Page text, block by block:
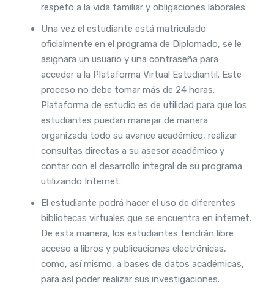
respeto a la vida familiar y obligaciones laborales.
Una vez el estudiante está matriculado
oficialmente en el programa de Diplomado, se le
asignara un usuario y una contraseña para
acceder a la Plataforma Virtual Estudiantil. Este
proceso no debe tomar más de 24 horas.
Plataforma de estudio es de utilidad para que los
estudiantes puedan manejar de manera
organizada todo su avance académico, realizar
consultas directas a su asesor académico y
contar con el desarrollo integral de su programa
utilizando Internet.
El estudiante podrá hacer el uso de diferentes
bibliotecas virtuales que se encuentra en internet.
De esta manera, los estudiantes tendrán libre
acceso a libros y publicaciones electrónicas,
como, así mismo, a bases de datos académicas,
para así poder realizar sus investigaciones.